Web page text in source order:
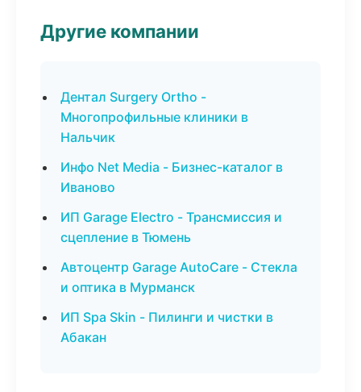
Другие компании
Дентал Surgery Ortho -
Многопрофильные клиники в
Нальчик
Инфо Net Media - Бизнес-каталог в
Иваново
ИП Garage Electro - Трансмиссия и
сцепление в Тюмень
Автоцентр Garage AutoCare - Стекла
и оптика в Мурманск
ИП Spa Skin - Пилинги и чистки в
Абакан